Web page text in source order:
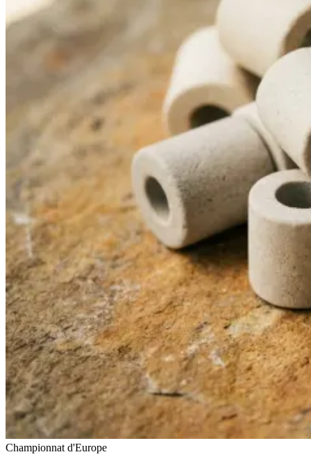
Championnat d'Europe